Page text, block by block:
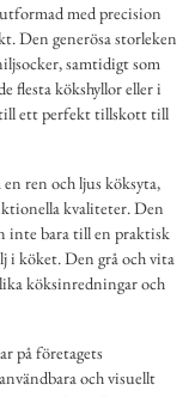
med precision
Den generösa storleken
samtidigt som
flesta kökshyllor eller i
till ett perfekt tillskott till
ren och ljus köksyta,
kvaliteter. Den
inte bara till en praktisk
i köket. Den grå och vita
köksinredningar och
på företagets
och visuellt